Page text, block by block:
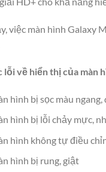
việc màn hình Galaxy
lỗi về hiển thị của màn
hình bị sọc màu ngang,
hình bị lỗi chảy mực,
hình không tự điều
hình bị rung, giật